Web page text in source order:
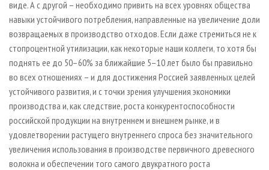
виде. А с другой – необходимо привить на всех уровнях общества
навыки устойчивого потребления, направленные на увеличение доли
возвращаемых в производство отходов. Если даже стремиться не к
стопроцентной утилизации, как некоторые наши коллеги, то хотя бы
поднять ее до 50–60% за ближайшие 5–10 лет было бы правильно
во всех отношениях – и для достижения Россией заявленных целей
устойчивого развития, и с точки зрения улучшения экономики
производства и, как следствие, роста конкурентоспособности
российской продукции на внутреннем и внешнем рынке, и в
удовлетворении растущего внутреннего спроса без значительного
увеличения использования в производстве первичного древесного
волокна и обеспечении того самого двукратного роста